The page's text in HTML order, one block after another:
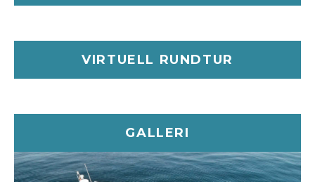
vackert inredd interiör designad för komfort och stil.
dolda vikar eller bara njuter av solen, lovar Prestige
50 en lyxig och oförglömlig sjöfartsupplevelse.
Teknisk:10 Maxhastighet (knop) | 15 Längd | 4,2
Bredd
VIRTUELL RUNDTUR
GALLERI